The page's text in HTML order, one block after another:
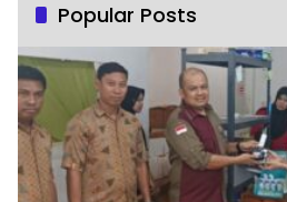
Popular Posts